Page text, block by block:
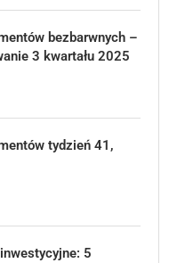
bezbarwnych –
3 kwartału 2025
tydzień 41,
5